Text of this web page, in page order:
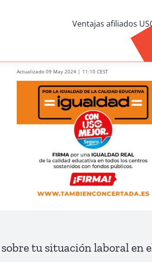
Ventajas afiliados
Actualizado 09 May 2024 | 11:10 CEST
tu situación laboral en